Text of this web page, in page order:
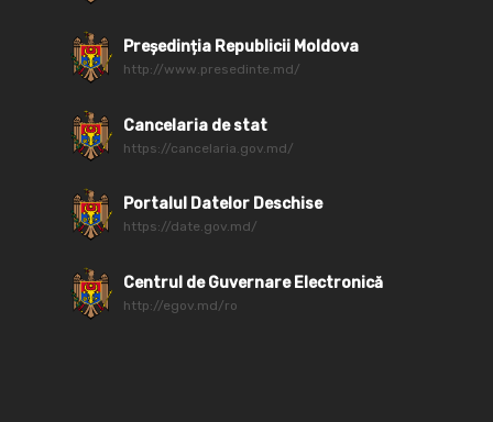
Președinția Republicii Moldova
http://www.presedinte.md/
Cancelaria de stat
https://cancelaria.gov.md/
Portalul Datelor Deschise
https://date.gov.md/
Centrul de Guvernare Electronică
http://egov.md/ro